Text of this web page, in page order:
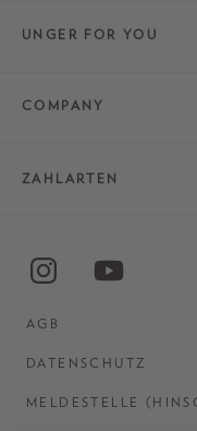
UNGER FOR YOU
COMPANY
ZAHLARTEN
AGB
DATENSCHUTZ
MELDESTELLE